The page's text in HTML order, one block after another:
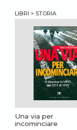
LIBRI > STORIA
Una via per
incominciare